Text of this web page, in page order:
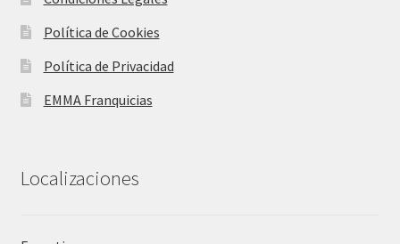
Política de Cookies
Política de Privacidad
EMMA Franquicias
Localizaciones